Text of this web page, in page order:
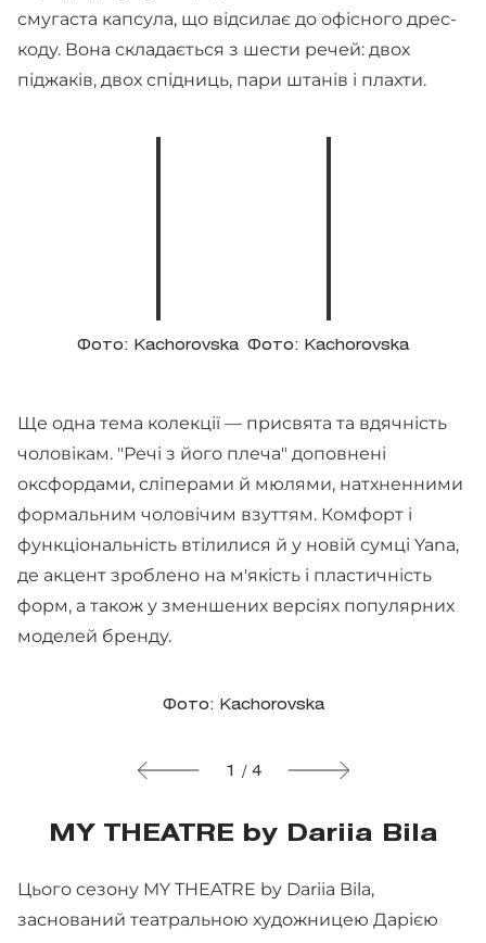
смугаста капсула, що відсилає до офісного дрес-
коду. Вона складається з шести речей: двох
піджаків, двох спідниць, пари штанів і плахти.
Фото: Kachorovska Фото: Kachorovska
Ще одна тема колекції — присвята та вдячність
чоловікам. "Речі з його плеча" доповнені
оксфордами, сліперами й мюлями, натхненними
формальним чоловічим взуттям. Комфорт і
функціональність втілилися й у новій сумці Yana,
де акцент зроблено на м'якість і пластичність
форм, а також у зменшених версіях популярних
моделей бренду.
Фото: Kachorovska
1 / 4
MY THEATRE by Dariia Bila
Цього сезону MY THEATRE by Dariia Bila,
заснований театральною художницею Дарією